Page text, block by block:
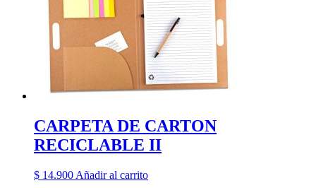
CARPETA DE CARTON
RECICLABLE II
$ 14.900 Añadir al carrito